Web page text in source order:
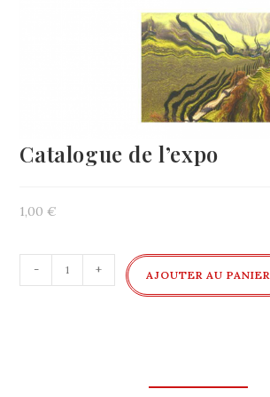
Catalogue de l’expo
1,00€
quantité
de
- + AJOUTER AU PANIER